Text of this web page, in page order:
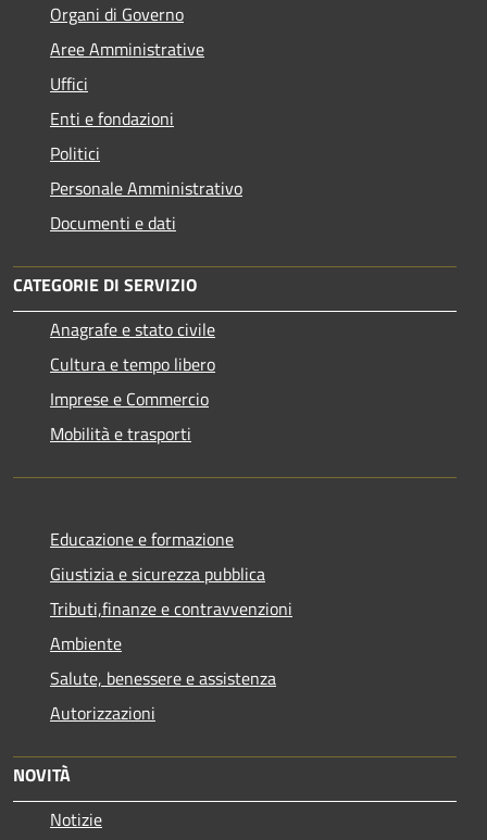
Organi di Governo
Aree Amministrative
Uffici
Enti e fondazioni
Politici
Personale Amministrativo
Documenti e dati
CATEGORIE DI SERVIZIO
Anagrafe e stato civile
Cultura e tempo libero
Imprese e Commercio
Mobilità e trasporti
Educazione e formazione
Giustizia e sicurezza pubblica
Tributi,finanze e contravvenzioni
Ambiente
Salute, benessere e assistenza
Autorizzazioni
NOVITÀ
Notizie